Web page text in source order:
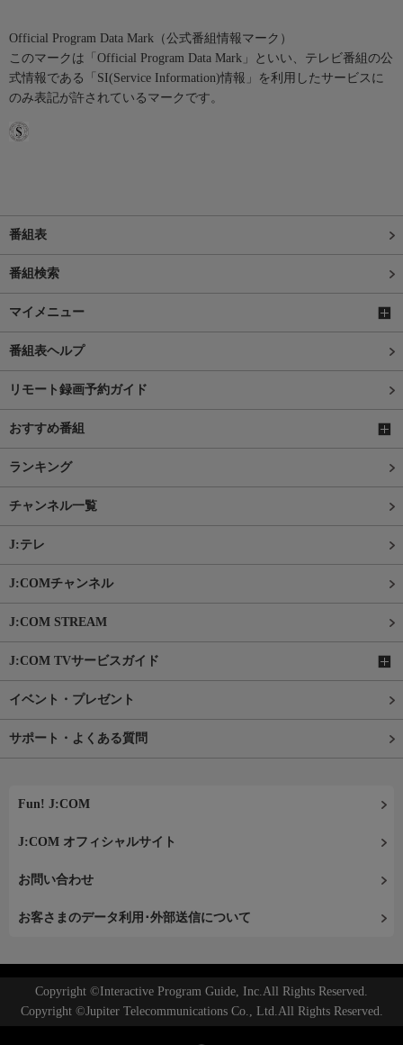
Official Program Data Mark（公式番組情報マーク）
このマークは「Official Program Data Mark」といい、テレビ番組の公
式情報である「SI(Service Information)情報」を利用したサービスに
のみ表記が許されているマークです。
番組表
番組検索
マイメニュー
番組表ヘルプ
リモート録画予約ガイド
おすすめ番組
ランキング
チャンネル一覧
J:テレ
J:COMチャンネル
J:COM STREAM
J:COM TVサービスガイド
イベント・プレゼント
サポート・よくある質問
Fun! J:COM
J:COM オフィシャルサイト
お問い合わせ
お客さまのデータ利用･外部送信について
Copyright ©Interactive Program Guide, Inc.All Rights Reserved.
Copyright ©Jupiter Telecommunications Co., Ltd.All Rights Reserved.